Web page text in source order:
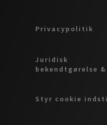
Privacypolitik
Juridisk
bekendtgørelse
Styr cookie